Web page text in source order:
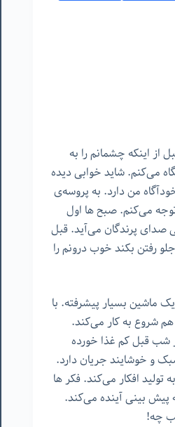
اینکه چشمانم را به
می‌کنم. شاید خوابی دیده
من دارد. به پروسه‌ی
می‌کنم. صبح ها اول
صدای پرندگان می‌آید. قبل
رفتن بکند خوب درونم را
بسیار پیشرفته. با
شروع به کار می‌کند.
شب قبل کم غذا خورده
و خوشایند جریان دارد.
افکار می‌کند. فکر ها
پیش بینی آینده می‌کند.
چه!